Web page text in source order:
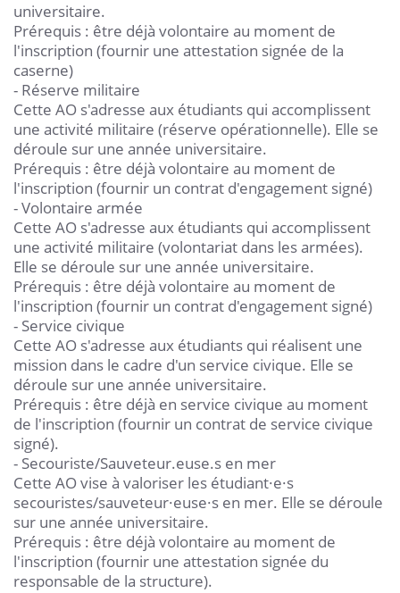
universitaire.
Prérequis : être déjà volontaire au moment de
l'inscription (fournir une attestation signée de la
caserne)
- Réserve militaire
Cette AO s'adresse aux étudiants qui accomplissent
une activité militaire (réserve opérationnelle). Elle se
déroule sur une année universitaire.
Prérequis : être déjà volontaire au moment de
l'inscription (fournir un contrat d'engagement signé)
- Volontaire armée
Cette AO s'adresse aux étudiants qui accomplissent
une activité militaire (volontariat dans les armées).
Elle se déroule sur une année universitaire.
Prérequis : être déjà volontaire au moment de
l'inscription (fournir un contrat d'engagement signé)
- Service civique
Cette AO s'adresse aux étudiants qui réalisent une
mission dans le cadre d'un service civique. Elle se
déroule sur une année universitaire.
Prérequis : être déjà en service civique au moment
de l'inscription (fournir un contrat de service civique
signé).
- Secouriste/Sauveteur.euse.s en mer
Cette AO vise à valoriser les étudiant·e·s
secouristes/sauveteur·euse·s en mer. Elle se déroule
sur une année universitaire.
Prérequis : être déjà volontaire au moment de
l'inscription (fournir une attestation signée du
responsable de la structure).